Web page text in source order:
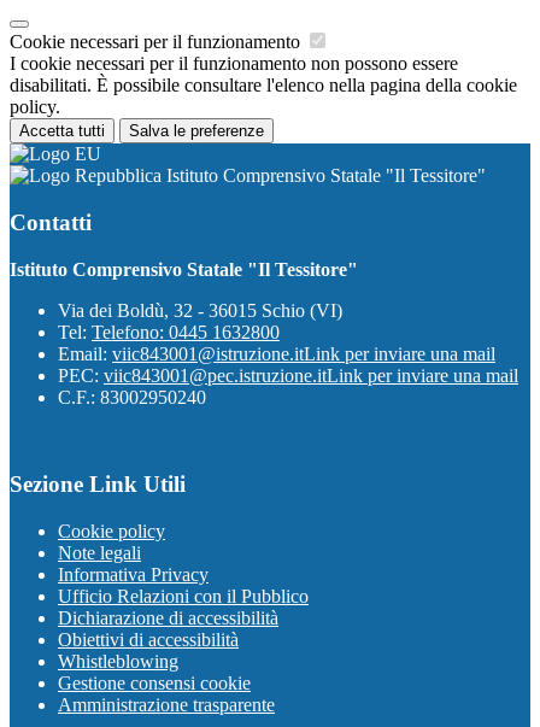
Cookie necessari per il funzionamento
I cookie necessari per il funzionamento non possono essere
disabilitati. È possibile consultare l'elenco nella pagina della cookie
policy.
Accetta tutti Salva le preferenze
Istituto Comprensivo Statale "Il Tessitore"
Contatti
Istituto Comprensivo Statale "Il Tessitore"
Via dei Boldù, 32 - 36015 Schio (VI)
Tel: Telefono: 0445 1632800
Email: viic843001@istruzione.itLink per inviare una mail
PEC: viic843001@pec.istruzione.itLink per inviare una mail
C.F.: 83002950240
Sezione Link Utili
Cookie policy
Note legali
Informativa Privacy
Ufficio Relazioni con il Pubblico
Dichiarazione di accessibilità
Obiettivi di accessibilità
Whistleblowing
Gestione consensi cookie
Amministrazione trasparente